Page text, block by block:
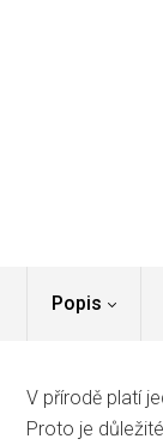
Popis
V přírodě platí
Proto je